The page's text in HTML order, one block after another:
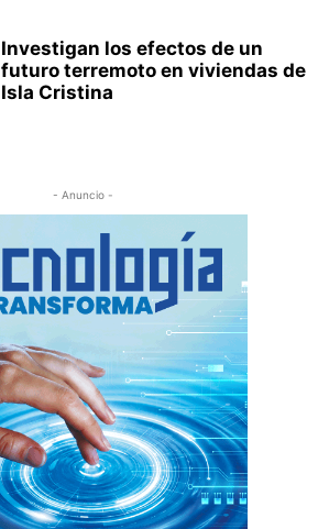
Investigan los efectos de un
futuro terremoto en viviendas de
Isla Cristina
- Anuncio -